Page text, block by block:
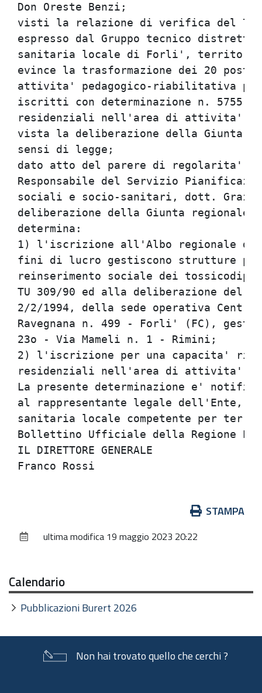
Don
visti la relazione di verifica
espresso dal Gruppo
sanitaria locale di Forli',
evince la trasformazione dei
attivita' pedagogico-
iscritti con determinazione
residenziali nell'area di
vista la deliberazione della
sensi
dato atto del parere di
Responsabile del Servizio
sociali e socio-sanitari,
deliberazione della
1) l'iscrizione all'Albo
fini di lucro gestiscono
reinserimento sociale dei
TU 309/90 ed alla
2/2/1994, della sede operativa
Ravegnana n. 499 - Forli' (FC),
23o - Via
2) l'iscrizione per una
residenziali nell'area di
La presente determinazione e'
al rappresentante legale
sanitaria locale competente
Bollettino Ufficiale
IL
documento
STAMPA
ultima modifica 19 maggio 2023 20:22
Calendario
Pubblicazioni Burert 2026
Non hai trovato quello che cerchi ?